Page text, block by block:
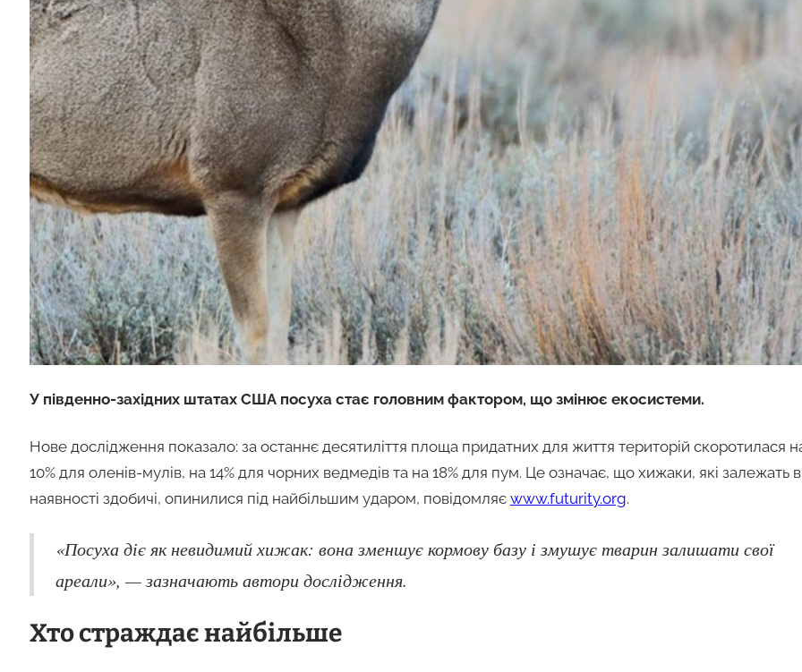
У південно-західних штатах США посуха стає головним фактором, що змінює екосистеми.
Нове дослідження показало: за останнє десятиліття площа придатних для життя територій скоротилася
10% для оленів-мулів, на 14% для чорних ведмедів та на 18% для пум. Це означає, що хижаки, які залежать
наявності здобичі, опинилися під найбільшим ударом, повідомляє www.futurity.org.
«Посуха діє як невидимий хижак: вона зменшує кормову базу і змушує тварин залишати свої
ареали», — зазначають автори дослідження.
Хто страждає найбільше